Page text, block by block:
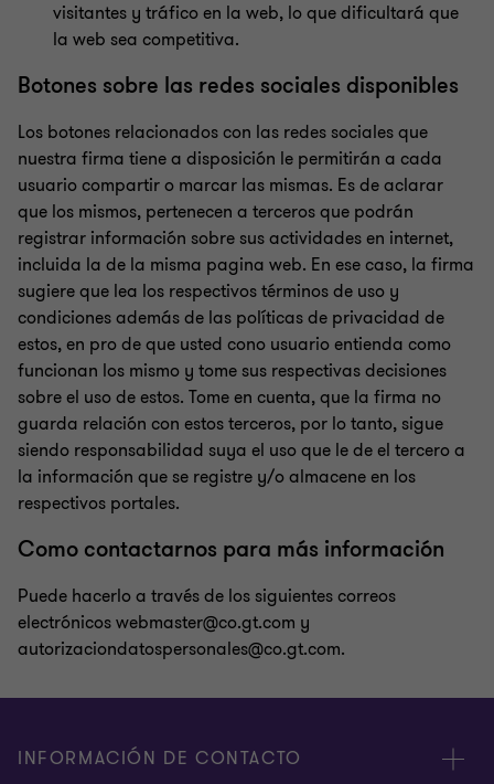
visitantes y tráfico en la web, lo que dificultará que
la web sea competitiva.
Botones sobre las redes sociales disponibles
Los botones relacionados con las redes sociales que
nuestra firma tiene a disposición le permitirán a cada
usuario compartir o marcar las mismas. Es de aclarar
que los mismos, pertenecen a terceros que podrán
registrar información sobre sus actividades en internet,
incluida la de la misma pagina web. En ese caso, la firma
sugiere que lea los respectivos términos de uso y
condiciones además de las políticas de privacidad de
estos, en pro de que usted cono usuario entienda como
funcionan los mismo y tome sus respectivas decisiones
sobre el uso de estos. Tome en cuenta, que la firma no
guarda relación con estos terceros, por lo tanto, sigue
siendo responsabilidad suya el uso que le de el tercero a
la información que se registre y/o almacene en los
respectivos portales.
Como contactarnos para más información
Puede hacerlo a través de los siguientes correos
electrónicos webmaster@co.gt.com y
autorizaciondatospersonales@co.gt.com.
INFORMACIÓN DE CONTACTO